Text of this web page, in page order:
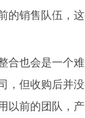
的销售队伍，
也会是一个难
，但收购后并
以前的团队，